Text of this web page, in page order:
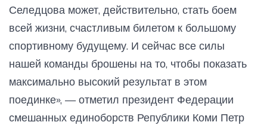
Селедцова может, действительно, стать боем
всей жизни, счастливым билетом к большому
спортивному будущему. И сейчас все силы
нашей команды брошены на то, чтобы показать
максимально высокий результат в этом
поединке», — отметил президент Федерации
смешанных единоборств Републики Коми Петр